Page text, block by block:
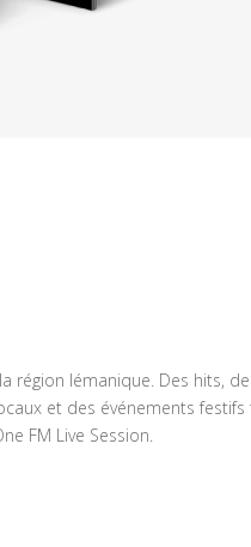
région lémanique. Des hits,
et des événements festifs
FM Live Session.